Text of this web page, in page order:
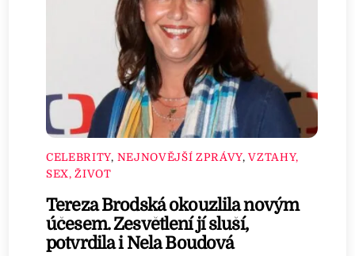
CELEBRITY, NEJNOVĚJŠÍ ZPRÁVY,VZTAHY,
SEX, ŽIVOT
Tereza Brodská okouzlila novým
účesem. Zesvětlení jí sluší,
potvrdila i Nela Boudová